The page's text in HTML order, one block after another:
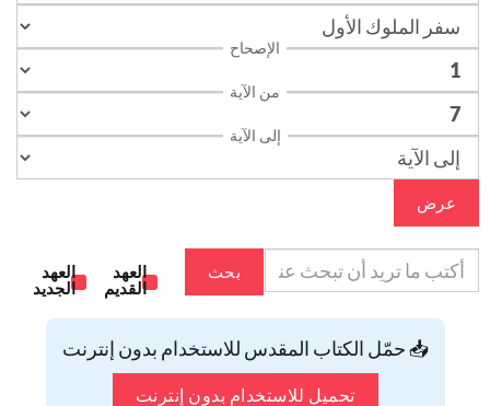
الإصحاح
من الآية
إلى الآية
عرض
بحث
العهد
القديم
العهد
الجديد
📥 حمّل الكتاب المقدس للاستخدام بدون إنترنت
تحميل للاستخدام بدون إنترنت